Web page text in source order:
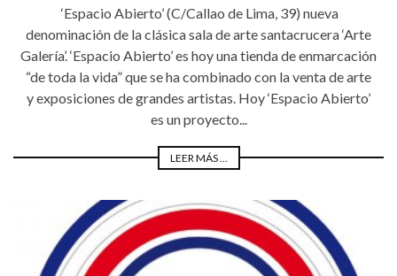
‘Espacio Abierto’ (C/Callao de Lima, 39) nueva
denominación de la clásica sala de arte santacrucera ‘Arte
Galería’. ‘Espacio Abierto’ es hoy una tienda de enmarcación
“de toda la vida” que se ha combinado con la venta de arte
y exposiciones de grandes artistas. Hoy ‘Espacio Abierto’
es un proyecto...
LEER MÁS ...